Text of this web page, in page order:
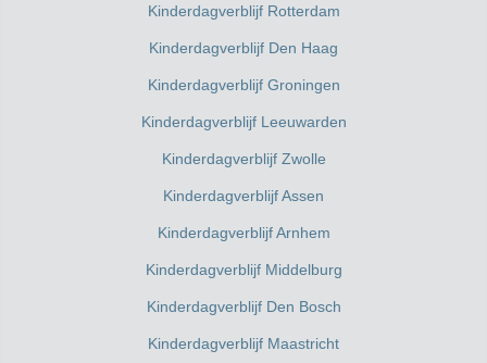
Kinderdagverblijf Rotterdam
Kinderdagverblijf Den Haag
Kinderdagverblijf Groningen
Kinderdagverblijf Leeuwarden
Kinderdagverblijf Zwolle
Kinderdagverblijf Assen
Kinderdagverblijf Arnhem
Kinderdagverblijf Middelburg
Kinderdagverblijf Den Bosch
Kinderdagverblijf Maastricht